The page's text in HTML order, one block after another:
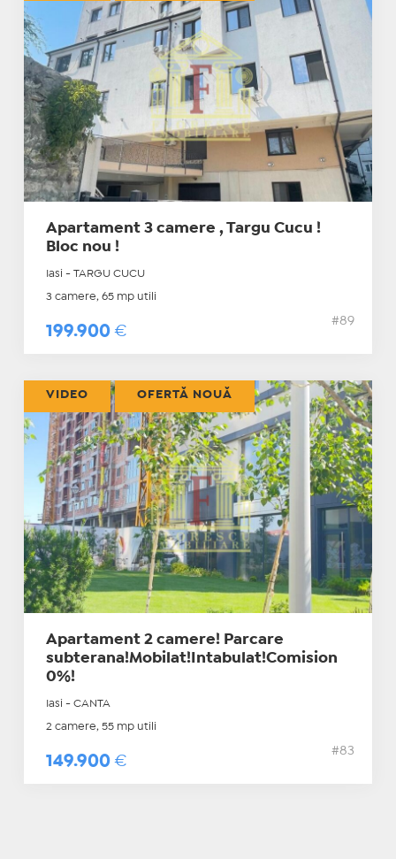
Apartament 3 camere , Targu Cucu !
Bloc nou !
Iasi - TARGU CUCU
3 camere, 65 mp utili
199.900 €
#89
Apartament 2 camere! Parcare
subterana!Mobilat!Intabulat!Comision
0%!
Iasi - CANTA
2 camere, 55 mp utili
149.900 €
#83
VIDEO OFERTĂ NOUĂ